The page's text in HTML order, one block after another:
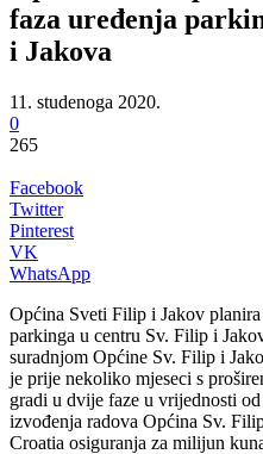
faza uređenja
i Jakova
11. studenoga 2020.
0
265
Facebook
Twitter
Pinterest
VK
WhatsApp
Općina Sveti Filip i Jakov
parkinga u centru Sv. Filip i
suradnjom Općine Sv. Filip i
je prije nekoliko mjeseci s
gradi u dvije faze u vrijednosti
izvođenja radova Općina Sv.
Croatia osiguranja za milijun